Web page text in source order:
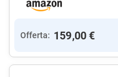
Offerta: 159,00 €